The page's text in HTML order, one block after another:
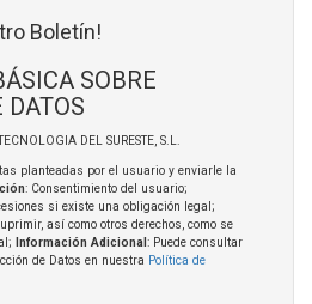
Boletín!
SOBRE
DATOS
DEL SURESTE, S.L.
planteadas por el usuario y enviarle la
: Consentimiento del usuario;
si existe una obligación legal;
así como otros derechos, como se
Información Adicional : Puede consultar
de Datos en nuestra Política de